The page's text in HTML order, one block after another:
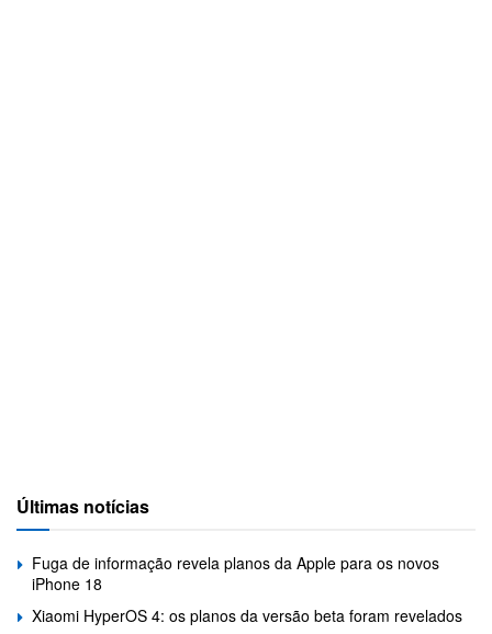
Últimas notícias
Fuga de informação revela planos da Apple para os novos
iPhone 18
Xiaomi HyperOS 4: os planos da versão beta foram revelados